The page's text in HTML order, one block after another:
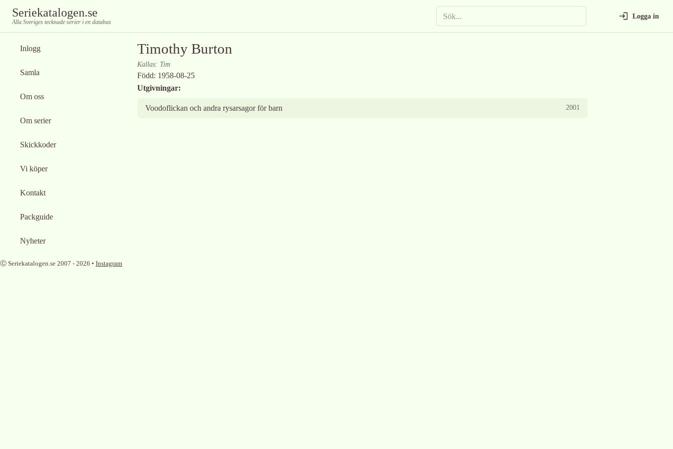
Seriekatalogen.se
Alla Sveriges tecknade serier i en databas
Logga in
Inlogg
Samla
Om oss
Om serier
Skickkoder
Vi köper
Kontakt
Packguide
Nyheter
Timothy Burton
Kallas: Tim
Född: 1958-08-25
Utgivningar:
Voodoflickan och andra rysarsagor för barn 2001
Ⓒ Seriekatalogen.se 2007 - 2026 • Instagram